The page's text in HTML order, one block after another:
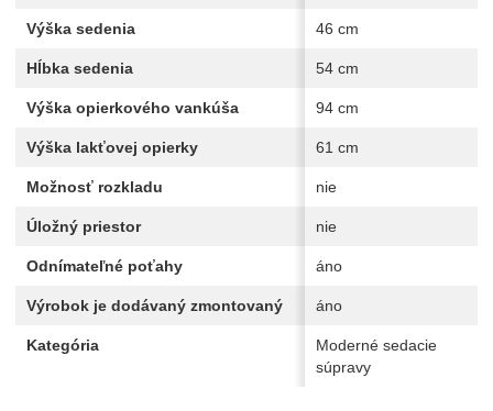
Výška sedenia 46 cm
Hĺbka sedenia 54 cm
Výška opierkového vankúša 94 cm
Výška lakťovej opierky 61 cm
Možnosť rozkladu nie
Úložný priestor nie
Odnímateľné poťahy áno
Výrobok je dodávaný zmontovaný áno
Kategória
Moderné sedacie
súpravy